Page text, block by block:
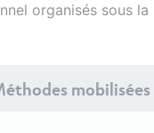
organisés sous
mobilisées